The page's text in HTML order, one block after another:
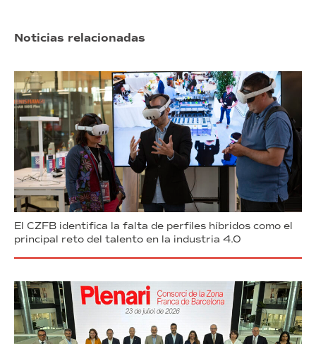
Noticias relacionadas
El CZFB identifica la falta de perfiles híbridos como el
principal reto del talento en la industria 4.0